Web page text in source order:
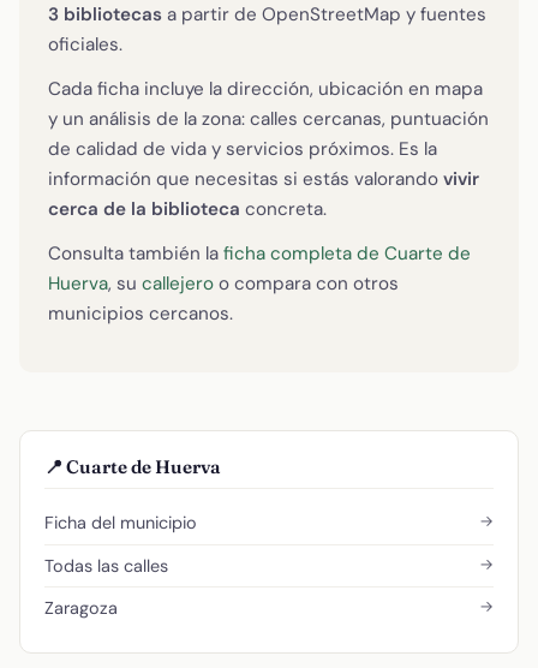
3 bibliotecas a partir de OpenStreetMap y fuentes
oficiales.
Cada ficha incluye la dirección, ubicación en mapa
y un análisis de la zona: calles cercanas, puntuación
de calidad de vida y servicios próximos. Es la
información que necesitas si estás valorando vivir
cerca de la biblioteca concreta.
Consulta también la ficha completa de Cuarte de
Huerva, su callejero o compara con otros
municipios cercanos.
📍 Cuarte de Huerva
Ficha del municipio →
Todas las calles →
Zaragoza →